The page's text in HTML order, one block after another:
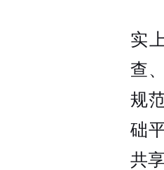
实
查
规
础
共